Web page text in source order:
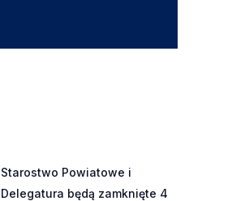
Starostwo Powiatowe i
Delegatura będą zamknięte 4